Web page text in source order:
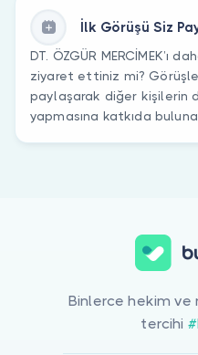
İlk Görüşü Siz
DT. ÖZGÜR MERCİMEK’ı
ziyaret ettiniz mi?
paylaşarak diğer kişilerin
yapmasına katkıda
Binlerce hekim ve
tercihi